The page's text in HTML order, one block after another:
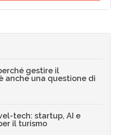
gestire il
anche una questione di
tech: startup, AI e
il turismo